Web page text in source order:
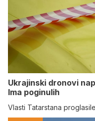
Ukrajinski dronovi
Ima poginulih
Vlasti Tatarstana